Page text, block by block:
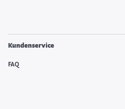
Kundenservice
FAQ